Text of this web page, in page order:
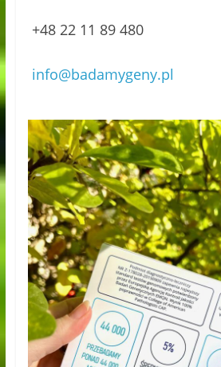
+48 22 11 89 480
info@badamygeny.pl